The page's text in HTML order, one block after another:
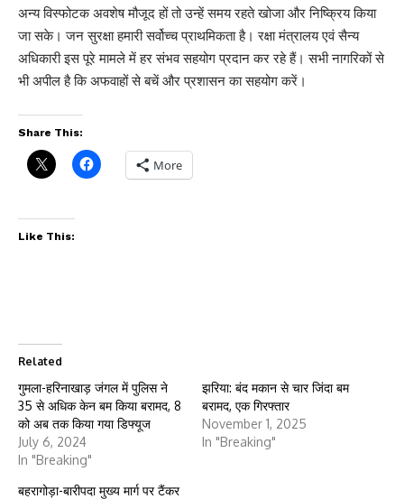
अन्य विस्फोटक अवशेष मौजूद हों तो उन्हें समय रहते खोजा और निष्क्रिय किया
जा सके। जन सुरक्षा हमारी सर्वोच्च प्राथमिकता है। रक्षा मंत्रालय एवं सैन्य
अधिकारी इस पूरे मामले में हर संभव सहयोग प्रदान कर रहे हैं। सभी नागरिकों से
भी अपील है कि अफवाहों से बचें और प्रशासन का सहयोग करें।
Share This:
More
Like This:
Related
गुमला-हरिनाखाड़ जंगल में पुलिस ने
35 से अधिक केन बम किया बरामद, 8
को अब तक किया गया डिफ्यूज
July 6, 2024
In "Breaking"
झरिया: बंद मकान से चार जिंदा बम
बरामद, एक गिरफ्तार
November 1, 2025
In "Breaking"
बहरागोड़ा-बारीपदा मुख्य मार्ग पर टैंकर